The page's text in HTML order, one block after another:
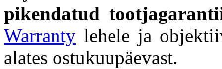
pikendatud
Warranty lehele ja
alates ostukuupäevast.